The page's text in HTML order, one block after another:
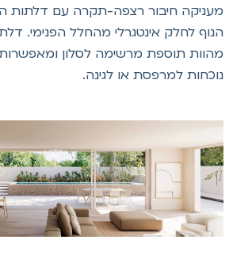
חיבור רצפה-תקרה עם דלתות
לחלק אינטגרלי מהחלל הפנימי.
תוספת מרשימה לסלון ומאפשרות
למרפסת או לגינה.